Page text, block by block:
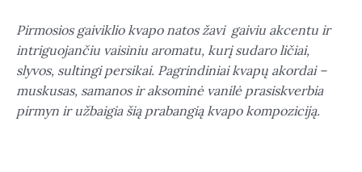
Pirmosios gaiviklio kvapo natos žavi gaiviu akcentu ir
intriguojančiu vaisiniu aromatu, kurį sudaro ličiai,
slyvos, sultingi persikai. Pagrindiniai kvapų akordai –
muskusas, samanos ir aksominė vanilė prasiskverbia
pirmyn ir užbaigia šią prabangią kvapo kompoziciją.